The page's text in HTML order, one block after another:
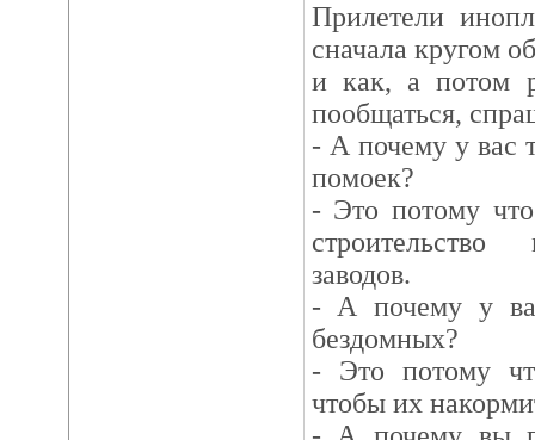
Прилетели
сначала кругом
и как, а потом
пообщаться,
- А почему у вас
помоек?
- Это потому
строительство
заводов.
- А почему у
бездомных?
- Это потому
чтобы их